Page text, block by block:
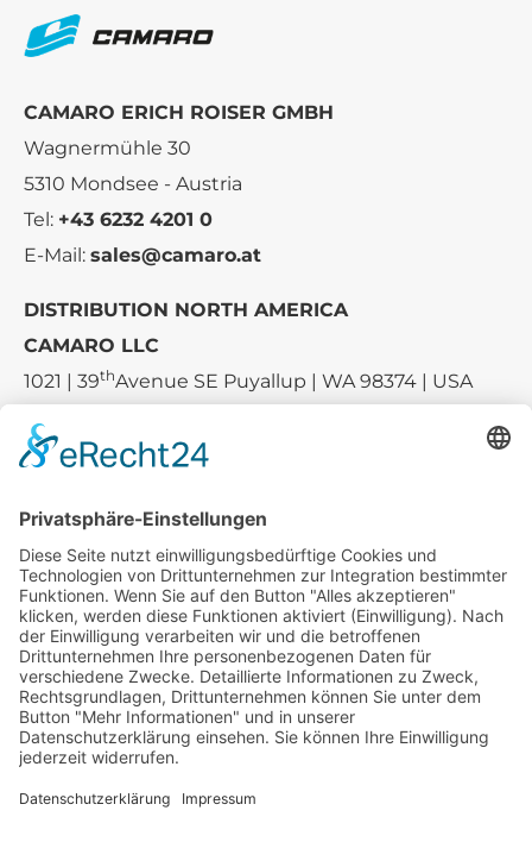
CAMARO ERICH ROISER GMBH
Wagnermühle 30
5310 Mondsee - Austria
Tel: +43 6232 4201 0
E-Mail: sales@camaro.at
DISTRIBUTION NORTH AMERICA
CAMARO LLC
1021 | 39thAvenue SE Puyallup | WA 98374 | USA
Tel.:+1 253-867-57 35
Unternehmen
Service
Media
© 2026 - Camaro Erich Roiser GmbH
AGB Impressum